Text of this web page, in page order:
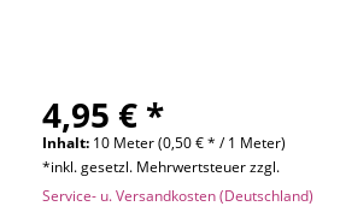
4,95 € *
Inhalt: 10 Meter (0,50 € * / 1 Meter)
*inkl. gesetzl. Mehrwertsteuer zzgl.
Service- u. Versandkosten (Deutschland)